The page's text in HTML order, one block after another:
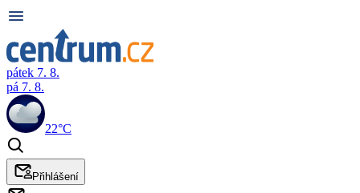
pátek 7. 8.
pá 7. 8.
22°C
Přihlášení